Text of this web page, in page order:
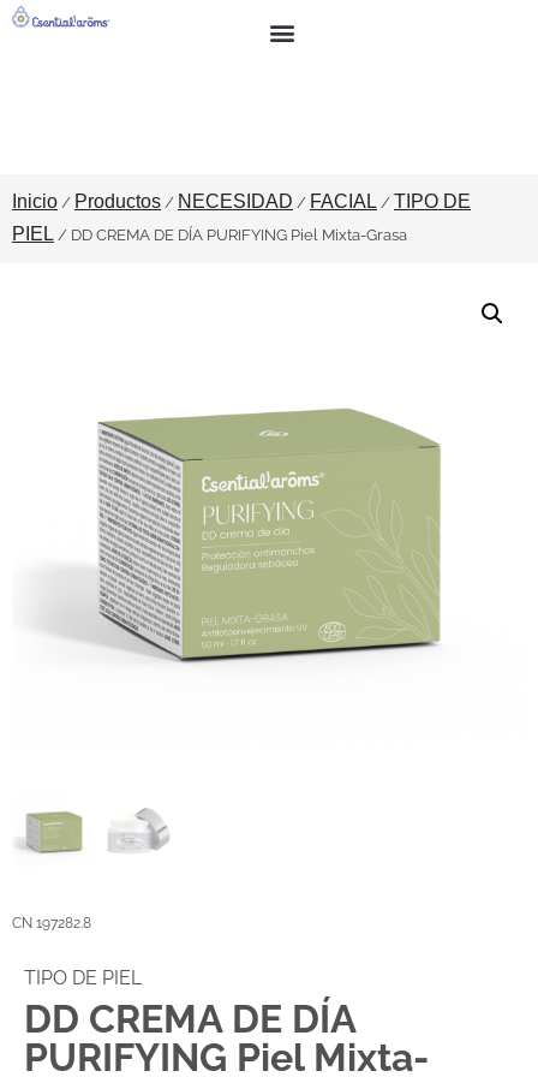
Inicio / Productos / NECESIDAD / FACIAL / TIPO DE
PIEL / DD CREMA DE DÍA PURIFYING Piel Mixta-Grasa
CN 197282.8
TIPO DE PIEL
DD CREMA DE DÍA
PURIFYING Piel Mixta-